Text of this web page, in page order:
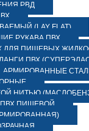
РВД
(LAY FLAT)
РУКАВА ПВХ
ДЛЯ ПИЩЕВЫХ
ПВХ
НИТЬЮ
ПИЩЕВОЙ